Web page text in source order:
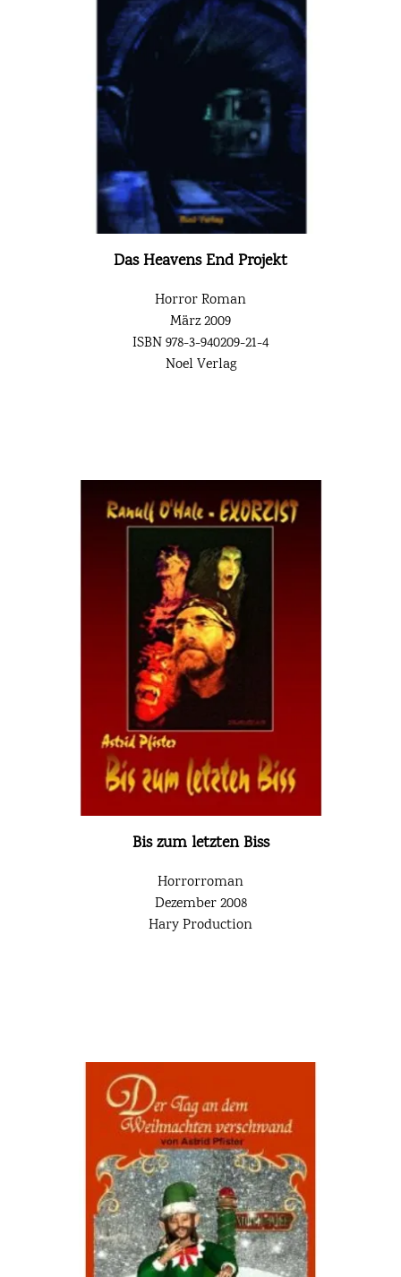
Das Heavens End Projekt
Horror Roman
März 2009
ISBN 978-3-940209-21-4
Noel Verlag
Bis zum letzten Biss
Horrorroman
Dezember 2008
Hary Production